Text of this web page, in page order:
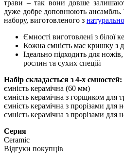
трави – так вони довше
дуже добре доповнюють ансамбль.
набору, виготовленого з
Ємності виготовлені з білої
Кожна ємність має кришку з
Ідеально підходить для
рослин та сухих спецій
Набір складається з 4-х ємностей:
ємність керамічна (60 мм)
ємність керамічна з горщиком для
ємність керамічна з прорізами для
ємність керамічна з прорізами для
Серия
Ceramic
Відгуки покупців